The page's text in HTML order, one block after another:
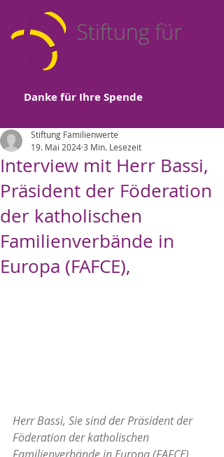
Danke für Ihre Spende
Interview mit Herr Bassi,
Präsident der Föderation
der katholischen
Familienverbände in
Europa (FAFCE),
Stiftung Familienwerte
19. Mai 20243 Min. Lesezeit
Herr Bassi, Sie sind der Präsident der
Föderation der katholischen